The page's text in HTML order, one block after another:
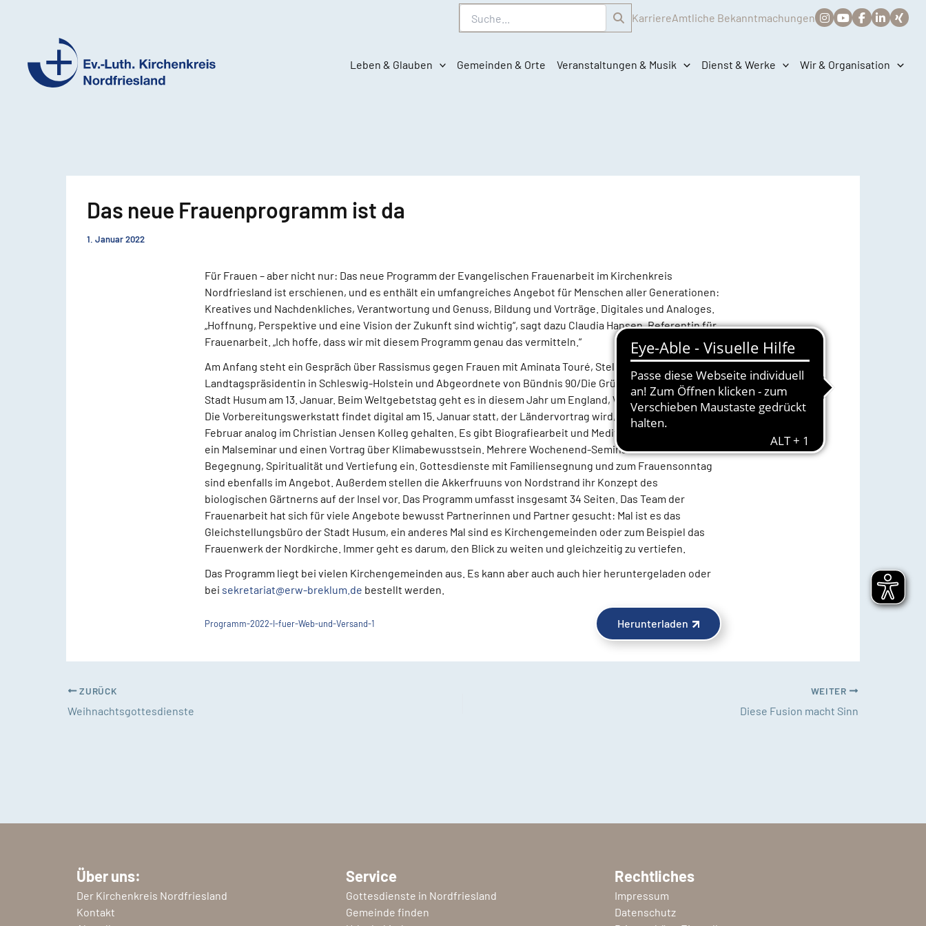
Suche KarriereAmtliche Bekanntmachungen
Ev.-
Leben & Glauben Gemeinden & Orte Veranstaltungen & Musik Dienst & Werke Wir & Organisation
Das neue Frauenprogramm ist da
1. Januar 2022
Für Frauen – aber nicht nur: Das neue Programm der Evangelischen Frauenarbeit im Kirchenkreis
Nordfriesland ist erschienen, und es enthält ein umfangreiches Angebot für Menschen aller Generationen:
Kreatives und Nachdenkliches, Verantwortung und Genuss, Bildung und Vorträge. Digitales und Analoges.
„Hoffnung, Perspektive und eine Vision der Zukunft sind wichtig“, sagt dazu Claudia Hansen, Referentin für
Frauenarbeit. „Ich hoffe, dass wir mit diesem Programm genau das vermitteln.“
Am Anfang steht ein Gespräch über Rassismus gegen Frauen mit Aminata Touré, Stellvertretende
Landtagspräsidentin in Schleswig-Holstein und Abgeordnete von Bündnis 90/Die Grünen im Ratssaal der
Stadt Husum am 13. Januar. Beim Weltgebetstag geht es in diesem Jahr um England, Wales und Nordirland.
Die Vorbereitungswerkstatt findet digital am 15. Januar statt, der Ländervortrag wird, wenn möglich, am 3.
Februar analog im Christian Jensen Kolleg gehalten. Es gibt Biografiearbeit und Meditationen in der Natur,
ein Malseminar und einen Vortrag über Klimabewusstsein. Mehrere Wochenend-Seminare laden zu
Begegnung, Spiritualität und Vertiefung ein. Gottesdienste mit Familiensegnung und zum Frauensonntag
sind ebenfalls im Angebot. Außerdem stellen die Akkerfruuns von Nordstrand ihr Konzept des
biologischen Gärtnerns auf der Insel vor. Das Programm umfasst insgesamt 34 Seiten. Das Team der
Frauenarbeit hat sich für viele Angebote bewusst Partnerinnen und Partner gesucht: Mal ist es das
Gleichstellungsbüro der Stadt Husum, ein anderes Mal sind es Kirchengemeinden oder zum Beispiel das
Frauenwerk der Nordkirche. Immer geht es darum, den Blick zu weiten und gleichzeitig zu vertiefen.
Das Programm liegt bei vielen Kirchengemeinden aus. Es kann aber auch auch hier heruntergeladen oder
bei sekretariat@erw-breklum.de bestellt werden.
Programm-2022-I-fuer-Web-und-Versand-1 Herunterladen
ZURÜCK
Weihnachtsgottesdienste
WEITER
Diese Fusion macht Sinn
Über uns:
Der Kirchenkreis Nordfriesland
Kontakt
Service
Gottesdienste in Nordfriesland
Gemeinde finden
Rechtliches
Impressum
Datenschutz